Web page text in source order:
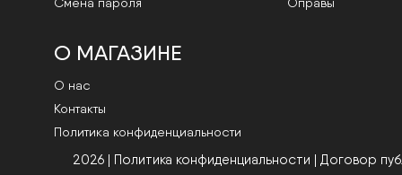
О МАГАЗИНЕ
О нас
Контакты
Политика конфиденциальности
2026 | Политика конфиденциальности | Договор